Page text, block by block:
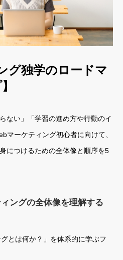
グ独学のロードマ
ない」「学習の進め方や行動のイ
マーケティング初心者に向けて、
につけるための全体像と順序を5
ングの全体像を理解する
とは何か？」を体系的に学ぶフ